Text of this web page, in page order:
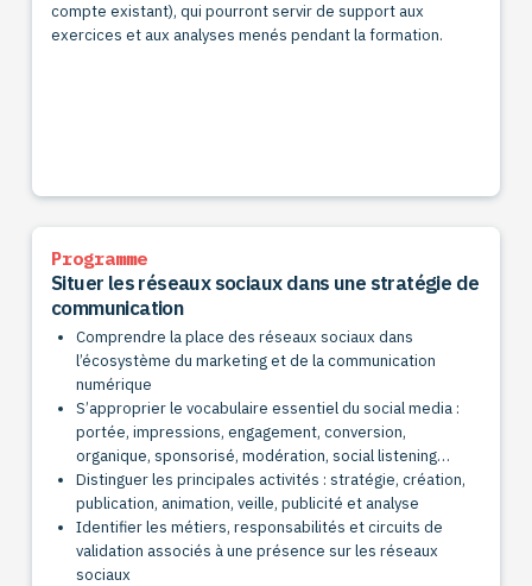
compte existant), qui pourront servir de support aux
exercices et aux analyses menés pendant la formation.
Programme
Situer les réseaux sociaux dans une stratégie de
communication
Comprendre la place des réseaux sociaux dans
l’écosystème du marketing et de la communication
numérique
S’approprier le vocabulaire essentiel du social media :
portée, impressions, engagement, conversion,
organique, sponsorisé, modération, social listening…
Distinguer les principales activités : stratégie, création,
publication, animation, veille, publicité et analyse
Identifier les métiers, responsabilités et circuits de
validation associés à une présence sur les réseaux
sociaux